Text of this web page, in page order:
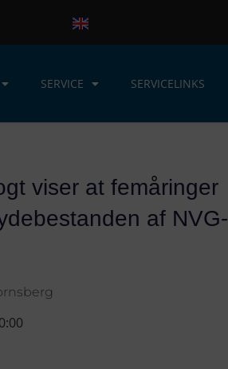
SERVICE SERVICELINKS
viser at femåringer
af NVG-